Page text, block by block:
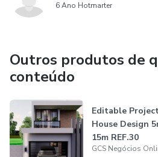
6 Ano Hotmarter
Outros produtos de
conteúdo
Editable
House Design
15m REF.30
GCS Negócios